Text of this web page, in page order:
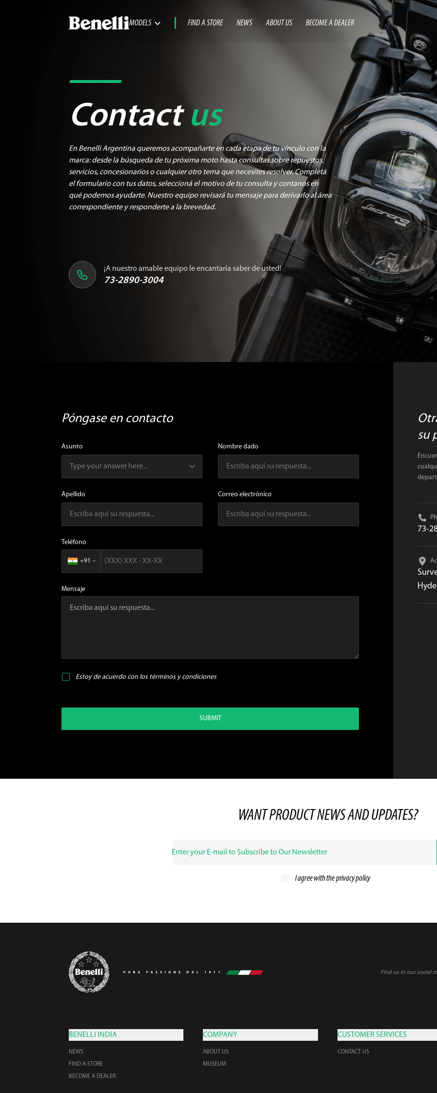
MODELS FIND A STORE NEWS ABOUT US BECOME A DEALER
Contact us
En Benelli Argentina queremos acompañarte en cada etapa de tu vínculo con la
marca: desde la búsqueda de tu próxima moto hasta consultas sobre repuestos,
servicios, concesionarios o cualquier otro tema que necesites resolver. Completá
el formulario con tus datos, seleccioná el motivo de tu consulta y contanos en
qué podemos ayudarte. Nuestro equipo revisará tu mensaje para derivarlo al área
correspondiente y responderte a la brevedad.
¡A nuestro amable equipo le encantaría saber de usted!
73-2890-3004
Póngase en contacto
Asunto Nombre dado
Apellido Correo electrónico
Teléfono
+91 ▼
Mensaje
Estoy de acuerdo con los términos y condiciones
SUBMIT
otras opciones de contacto en
su
73-
WANT PRODUCT NEWS AND UPDATES?
I agree with theprivacy policy
Find us in our social
BENELLI INDIA
NEWS
FIND A STORE
BECOME A DEALER
COMPANY
ABOUT US
MUSEUM
CUSTOMER SERVICES
CONTACT US